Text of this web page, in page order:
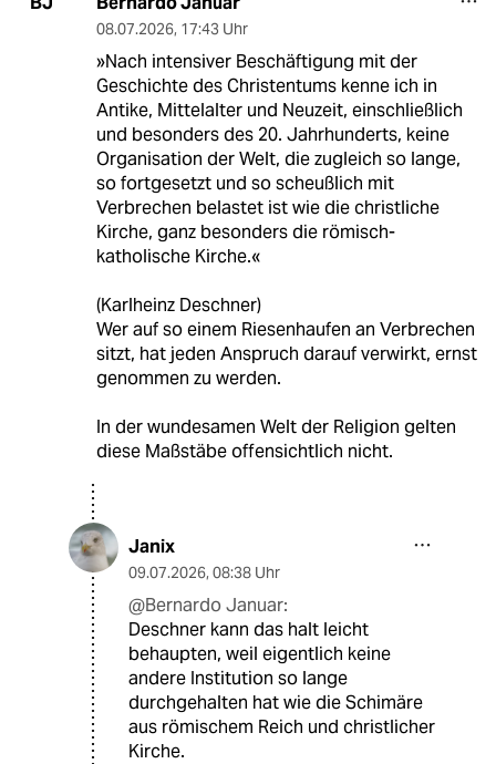
08.07.2026, 17:43 Uhr
»Nach intensiver Beschäftigung mit der
Geschichte des Christentums kenne ich in
Antike, Mittelalter und Neuzeit, einschließlich
und besonders des 20. Jahrhunderts, keine
Organisation der Welt, die zugleich so lange,
so fortgesetzt und so scheußlich mit
Verbrechen belastet ist wie die christliche
Kirche, ganz besonders die römisch-
katholische Kirche.«
(Karlheinz Deschner)
Wer auf so einem Riesenhaufen an Verbrechen
sitzt, hat jeden Anspruch darauf verwirkt, ernst
genommen zu werden.
In der wundesamen Welt der Religion gelten
diese Maßstäbe offensichtlich nicht.
Janix
09.07.2026, 08:38 Uhr
@Bernardo Januar:
Deschner kann das halt leicht
behaupten, weil eigentlich keine
andere Institution so lange
durchgehalten hat wie die Schimäre
aus römischem Reich und christlicher
Kirche.